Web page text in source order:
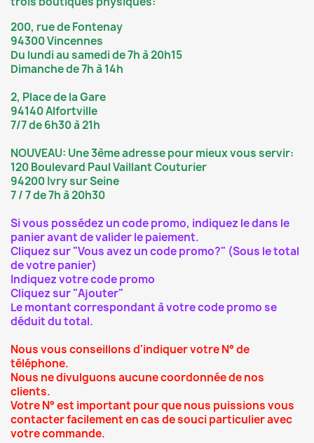
200, rue de Fontenay
94300 Vincennes
Du lundi au samedi de 7h à 20h15
Dimanche de 7h à 14h
2, Place de la Gare
94140 Alfortville
7/7 de 6h30 à 21h
NOUVEAU: Une 3ème adresse pour mieux vous servir:
120 Boulevard Paul Vaillant Couturier
94200 Ivry sur Seine
7 / 7 de 7h à 20h30
Si vous possédez un code promo, indiquez le dans le
panier avant de valider le paiement.
Cliquez sur "Vous avez un code promo?" (Sous le total
de votre panier)
Indiquez votre code promo
Cliquez sur "Ajouter"
Le montant correspondant à votre code promo se
déduit du total.
Nous vous conseillons d'indiquer votre N° de
téléphone.
Nous ne divulguons aucune coordonnée de nos
clients.
Votre N° est important pour que nous puissions vous
contacter facilement en cas de souci particulier avec
votre commande.